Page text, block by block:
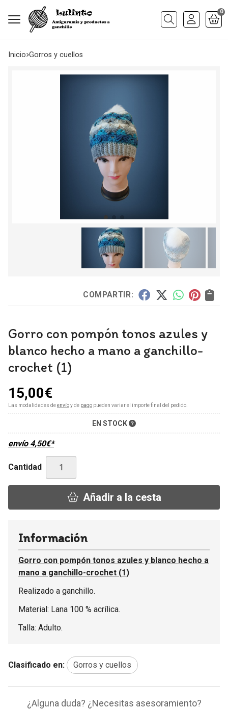
Buscar
0
Inicio gorros y cuellos
COMPARTIR:
Gorro con pompón tonos azules y
blanco hecho a mano a ganchillo-
crochet (1)
15,00€
Las modalidades deenvíoy de pago pueden variar el importe final del pedido.
EN STOCK
envío 4,50€*
Cantidad
Añadir a la cesta
Información
Gorro con pompón tonos azules y blanco hecho a
mano a ganchillo-crochet (1)
Realizado a ganchillo.
Material: Lana 100 % acrílica.
Talla: Adulto.
Clasificado en: Gorros y cuellos
¿Alguna duda? ¿Necesitas asesoramiento?